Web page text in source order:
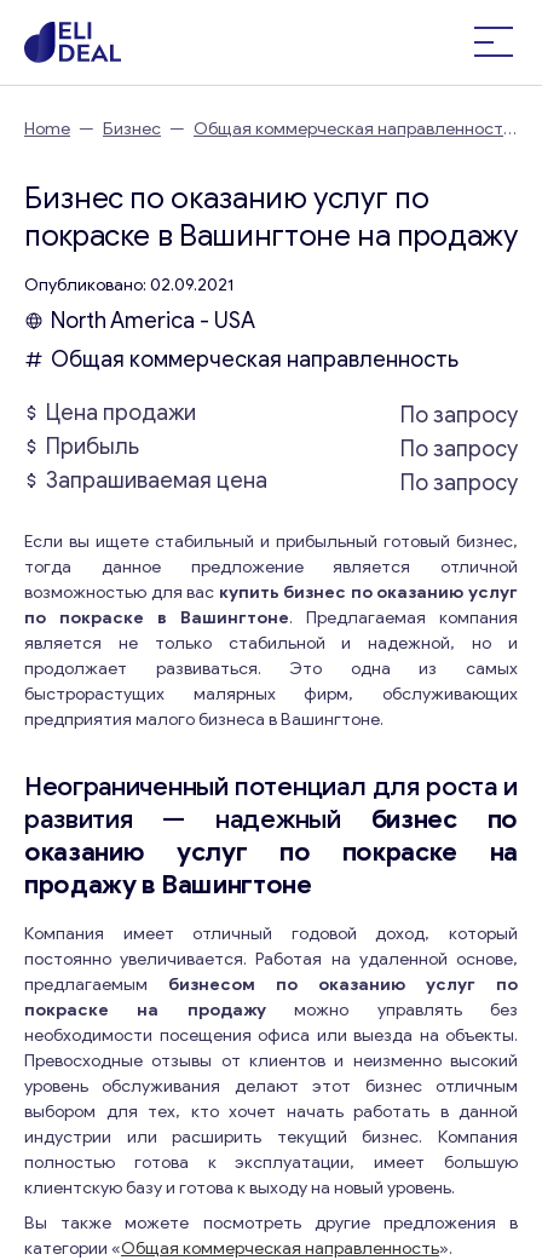
Home — Бизнес — Общая коммерческая направленность
Бизнес по оказанию услуг по
покраске в Вашингтоне на продажу
Опубликовано: 02.09.2021
North America - USA
Общая коммерческая направленность
Цена продажи
По запросу
Прибыль
По запросу
Запрашиваемая цена
По запросу
Если вы ищете стабильный и прибыльный готовый бизнес,
тогда данное предложение является отличной
возможностью для вас купить бизнес по оказанию услуг
по покраске в Вашингтоне. Предлагаемая компания
является не только стабильной и надежной, но и
продолжает развиваться. Это одна из самых
быстрорастущих малярных фирм, обслуживающих
предприятия малого бизнеса в Вашингтоне.
Неограниченный потенциал для роста и
развития — надежный бизнес по
оказанию услуг по покраске на
продажу в Вашингтоне
Компания имеет отличный годовой доход, который
постоянно увеличивается. Работая на удаленной основе,
предлагаемым бизнесом по оказанию услуг по
покраске на продажуможно управлять без
необходимости посещения офиса или выезда на объекты.
Превосходные отзывы от клиентов и неизменно высокий
уровень обслуживания делают этот бизнес отличным
выбором для тех, кто хочет начать работать в данной
индустрии или расширить текущий бизнес. Компания
полностью готова к эксплуатации, имеет большую
клиентскую базу и готова к выходу на новый уровень.
Вы также можете посмотреть другие предложения в
категории «Общая коммерческая направленность».